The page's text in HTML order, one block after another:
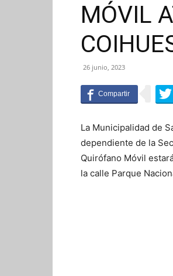
MÓVIL
26 junio, 2023
La Municipalidad de
dependiente de la
Quirófano Móvil
la calle Parque